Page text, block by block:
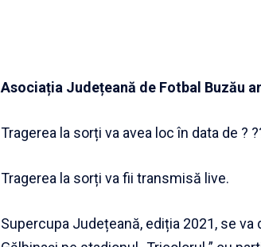
Asociația Județeană de Fotbal Buzău
Tragerea la sorți va avea loc în data de ?
Tragerea la sorți va fii transmisă live.
Supercupa Județeană, ediția 2021, se va